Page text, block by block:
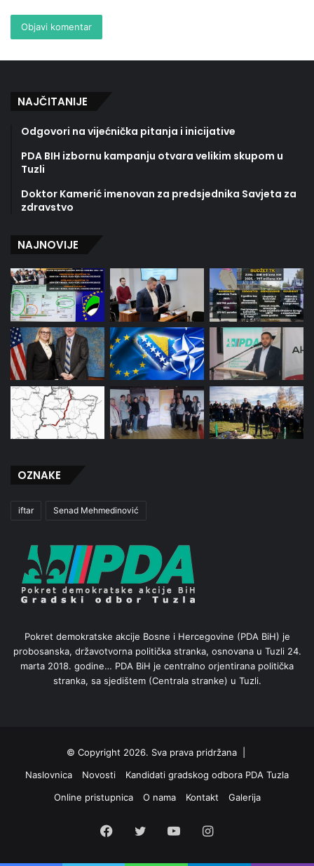
NAJČITANIJE
Odgovori na vijećnička pitanja i inicijative
PDA BIH izbornu kampanju otvara velikim skupom u
Tuzli
Doktor Kamerić imenovan za predsjednika Savjeta za
zdravstvo
NAJNOVIJE
OZNAKE
iftar Senad Mehmedinović
Pokret demokratske akcije Bosne i Hercegovine (PDA BiH) je
probosanska, državotvorna politička stranka, osnovana u Tuzli 24.
marta 2018. godine… PDA BiH je centralno orjentirana politička
stranka, sa sjedištem (Centrala stranke) u Tuzli.
© Copyright 2026. Sva prava pridržana |
Naslovnica
Novosti
Kandidati gradskog odbora PDA Tuzla
Online pristupnica
O nama Kontakt Galerija
Facebook
Twitter YouTubeInstagram